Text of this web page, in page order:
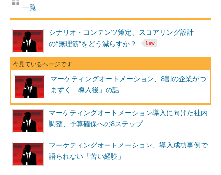
一覧
シナリオ・コンテンツ策定、スコアリング設計
の“無理筋”をどう減らすか？
マーケティングオートメーション、8割の企業がつ
まずく「導入後」の話
マーケティングオートメーション導入に向けた社内
調整、予算確保への8ステップ
マーケティングオートメーション、導入成功事例で
語られない「苦い経験」